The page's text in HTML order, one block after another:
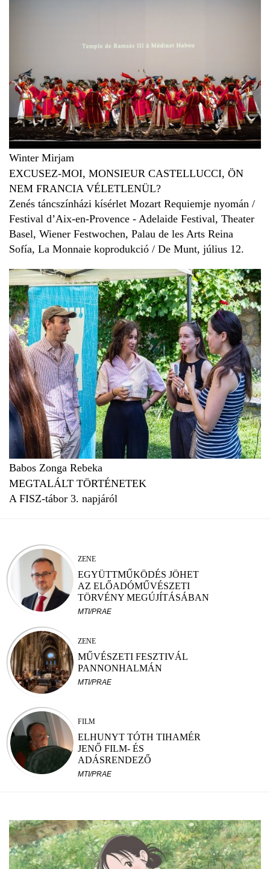
Winter Mirjam
EXCUSEZ-MOI, MONSIEUR CASTELLUCCI, ÖN
NEM FRANCIA VÉLETLENÜL?
Zenés táncszínházi kísérlet Mozart Requiemje nyomán /
Festival d’Aix-en-Provence - Adelaide Festival, Theater
Basel, Wiener Festwochen, Palau de les Arts Reina
Sofía, La Monnaie koprodukció / De Munt, július 12.
Babos Zonga Rebeka
MEGTALÁLT TÖRTÉNETEK
A FISZ-tábor 3. napjáról
ZENE
EGYÜTTMŰKÖDÉS JÖHET
AZ ELŐADÓMŰVÉSZETI
TÖRVÉNY MEGÚJÍTÁSÁBAN
MTI/PRAE
ZENE
MŰVÉSZETI FESZTIVÁL
PANNONHALMÁN
MTI/PRAE
FILM
ELHUNYT TÓTH TIHAMÉR
JENŐ FILM- ÉS
ADÁSRENDEZŐ
MTI/PRAE